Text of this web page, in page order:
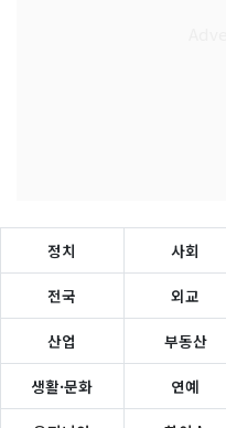
정치 사회
전국 외교
산업 부동산
생활·문화 연예